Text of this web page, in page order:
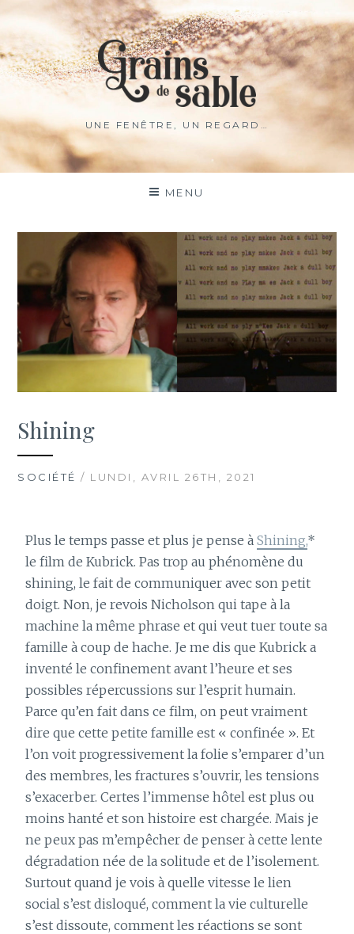
UNE FENÊTRE, UN REGARD…
MENU
Shining
SOCIÉTÉ / LUNDI, AVRIL 26TH, 2021
Plus le temps passe et plus je pense àShining,*
le film de Kubrick. Pas trop au phénomène du
shining, le fait de communiquer avec son petit
doigt. Non, je revois Nicholson qui tape à la
machine la même phrase et qui veut tuer toute sa
famille à coup de hache. Je me dis que Kubrick a
inventé le confinement avant l’heure et ses
possibles répercussions sur l’esprit humain.
Parce qu’en fait dans ce film, on peut vraiment
dire que cette petite famille est « confinée ». Et
l’on voit progressivement la folie s’emparer d’un
des membres, les fractures s’ouvrir, les tensions
s’exacerber. Certes l’immense hôtel est plus ou
moins hanté et son histoire est chargée. Mais je
ne peux pas m’empêcher de penser à cette lente
dégradation née de la solitude et de l’isolement.
Surtout quand je vois à quelle vitesse le lien
social s’est disloqué, comment la vie culturelle
s’est dissoute, comment les réactions se sont